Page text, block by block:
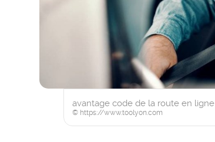
avantage code de la route en ligne
© https://www.toolyon.com